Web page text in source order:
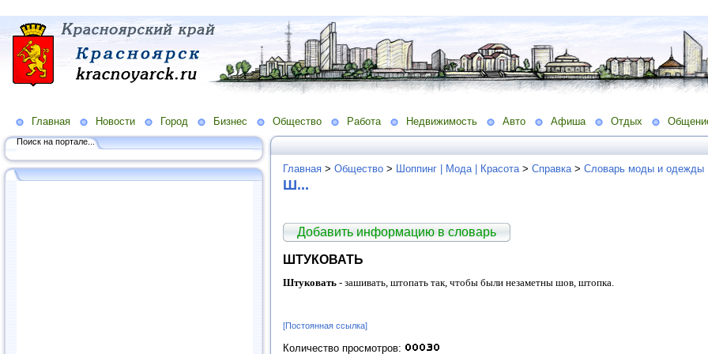
Главная Новости Город Бизнес Общество Работа Недвижимость Авто Афиша Отдых
Поиск на портале...
Главная > Общество > Шоппинг | Мода | Красота > Справка > Словарь моды и одежды
Ш...
Добавить информацию в словарь
ШТУКОВАТЬ
Штуковать - зашивать, штопать так, чтобы были незаметны шов, штопка.
[Постоянная ссылка]
Количество просмотров: